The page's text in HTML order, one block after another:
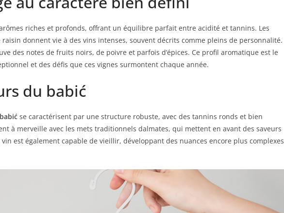
riches et profonds, offrant un équilibre parfait entre acidité et tannins. Les
raisin donnent vie à des vins intenses, souvent décrits comme pleins de personnalité.
des notes de fruits noirs, de poivre et parfois d’épices. Ce profil aromatique est le
et des défis que ces vignes surmontent chaque année.
du babić
babić se caractérisent par une structure robuste, avec des tannins ronds et bien
à merveille avec les mets traditionnels dalmates, qui mettent en avant des saveurs
vin est également capable de vieillir, développant des nuances encore plus complexes